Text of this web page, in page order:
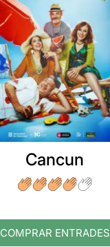
Cancun
COMPRAR ENTRADES